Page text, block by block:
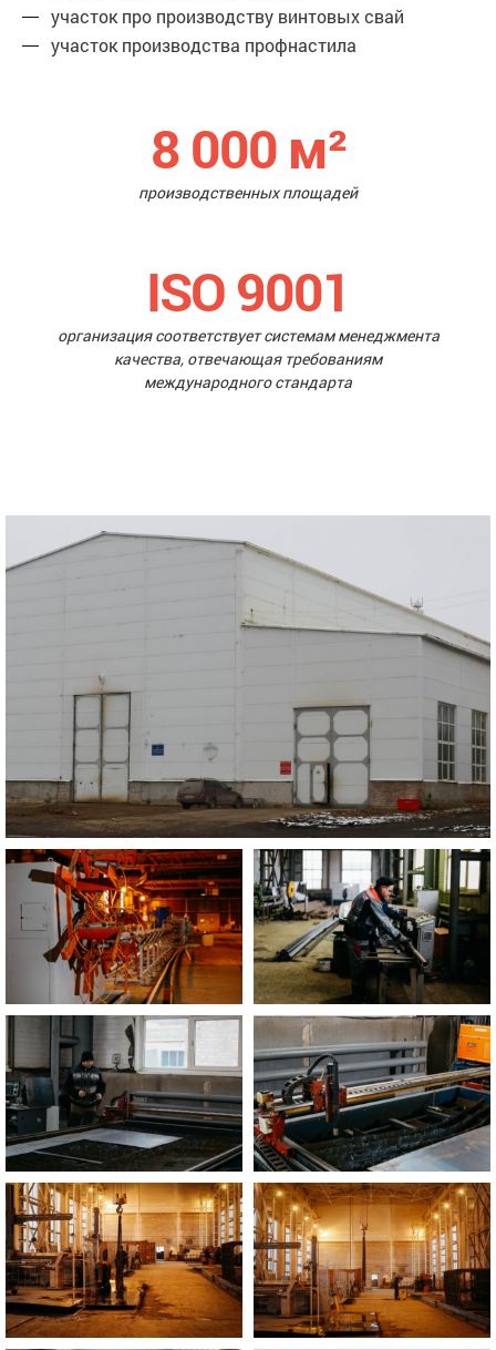
участок про производству винтовых свай
участок производства профнастила
8 000 м²
производственных площадей
ISO 9001
организация соответствует системам менеджмента
качества, отвечающая требованиям
международного стандарта